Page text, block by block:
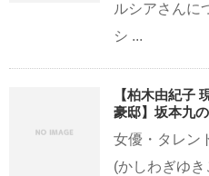
ルシアさんに
シ ...
【柏木由紀子
豪邸】坂本九
女優・タレン
(かしわぎゆ